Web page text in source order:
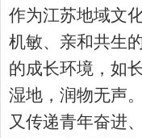
作为江苏地域文
机敏、亲和共生
的成长环境，如
湿地，润物无声
又传递青年奋进